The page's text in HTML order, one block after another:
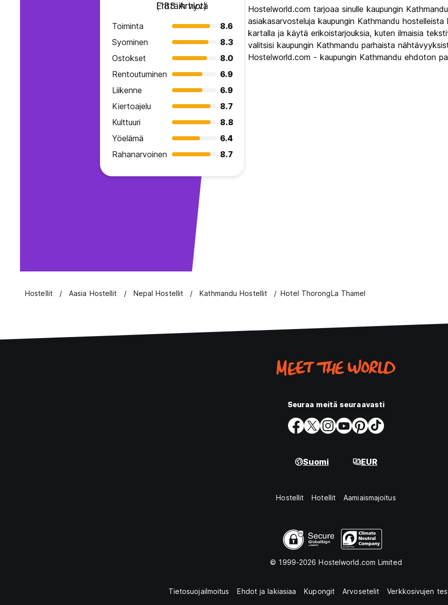
Erittäin hyvä
(183 Arviot)
Toiminta
8.6
Syominen
8.3
Ostokset
8.0
Rentoutuminen
6.9
Liikenne
6.9
Kiertoajelu
8.7
Kulttuuri
8.8
Yöelämä
6.4
Rahanarvoinen
8.7
Hostelworld.com tarjoaa sinulle kaupungin
asiakasarvosteluja kaupungin Kathmandu
kartalla ja käytä erikoistarjouksia, kuten ilmaisia
valitsisi kaupungin Kathmandu parhaista
Hostelworld.com - kaupungin Kathmandu ehdoton
Hostellit Aasia Hostellit Nepal Hostellit Kathmandu Hostellit Hotel ThorongLa Thamel
Seuraa meitä seuraavasti
Suomi EUR
Hostellit Hotellit Aamiaismajoitus
© 1999-2026 Hostelworld.com Limited
Tietosuojailmoitus Ehdot ja lakiasiaa Kupongit Arvosetelit Verkkosivujen